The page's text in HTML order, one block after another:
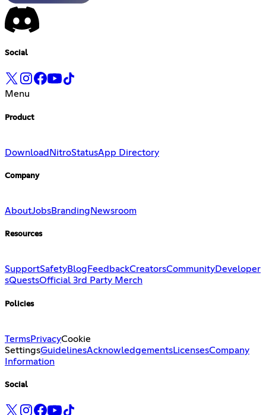
Social
Menu
Product
Download NitroStatusApp Directory
Company
AboutJobsBranding Newsroom
Resources
SupportSafetyBlog FeedbackCreatorsCommunityDeveloper
sQuestsOfficial 3rd Party Merch
Policies
TermsPrivacyCookie
SettingsGuidelinesAcknowledgementsLicensesCompany
Information
Social